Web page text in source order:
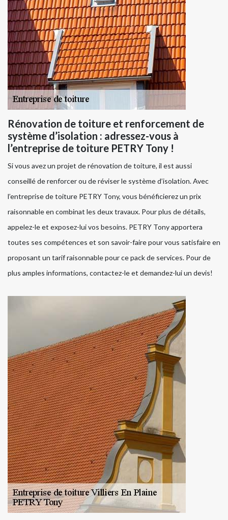
Rénovation de toiture et renforcement de
système d’isolation : adressez-vous à
l’entreprise de toiture PETRY Tony !
Si vous avez un projet de rénovation de toiture, il est aussi
conseillé de renforcer ou de réviser le système d’isolation. Avec
l’entreprise de toiture PETRY Tony, vous bénéficierez un prix
raisonnable en combinat les deux travaux. Pour plus de détails,
appelez-le et exposez-lui vos besoins. PETRY Tony apportera
toutes ses compétences et son savoir-faire pour vous satisfaire en
proposant un tarif raisonnable pour ce pack de services. Pour de
plus amples informations, contactez-le et demandez-lui un devis!